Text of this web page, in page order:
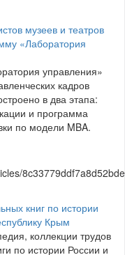
музеев и театров
«Лаборатория
управления»
кадров
в два этапа:
и программа
по модели MBA.
книг по истории
Крым
коллекции трудов
по истории России и